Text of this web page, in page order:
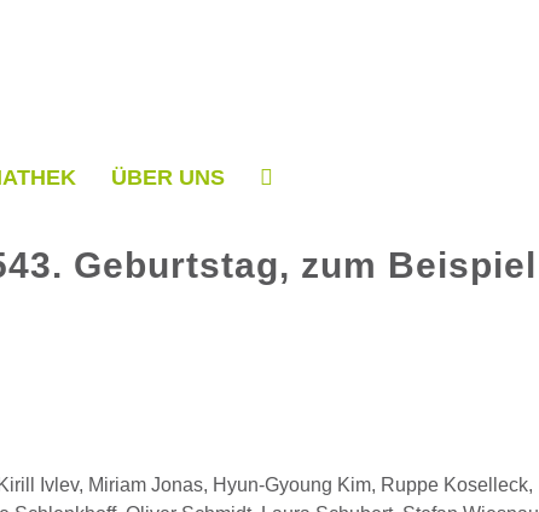
ÜBER UNS
Geburtstag, zum Beispiel
Ivlev, Miriam Jonas, Hyun-Gyoung Kim, Ruppe Koselleck,